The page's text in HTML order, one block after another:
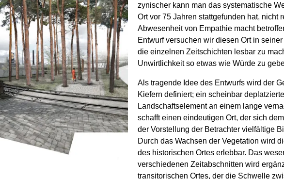
zynischer kann man das systematische
Ort vor 75 Jahren stattgefunden hat, nicht
Abwesenheit von Empathie macht
Entwurf versuchen wir diesen Ort in
die einzelnen Zeitschichten lesbar zu
Unwirtlichkeit so etwas wie Würde zu
Als tragende Idee des Entwurfs wird der
Kiefern definiert; ein scheinbar
Landschaftselement an einem lange
schafft einen eindeutigen Ort, der sich
der Vorstellung der Betrachter vielfältige
Durch das Wachsen der Vegetation wird
des historischen Ortes erlebbar. Das
verschiedenen Zeitabschnitten wird
transitorischen Ortes, der die Schwelle